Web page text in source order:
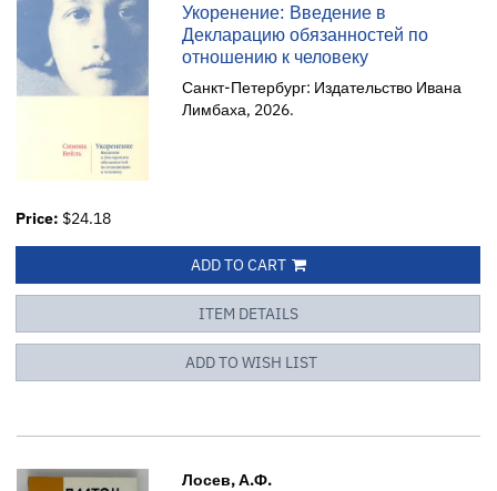
Укоренение: Введение в
Декларацию обязанностей по
отношению к человеку
Санкт-Петербург: Издательство Ивана
Лимбаха, 2026.
Price: $24.18
ADD TO CART
ITEM DETAILS
ADD TO WISH LIST
Лосев, А.Ф.